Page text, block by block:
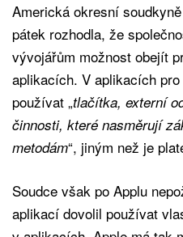
Americká okresní
pátek rozhodla, že
vývojářům možnost obejít
aplikacích. V aplikacích
používat „tlačítka, externí
činnosti, které nasměrují
metodám“, jiným než je
Soudce však po Applu
aplikací dovolil používat